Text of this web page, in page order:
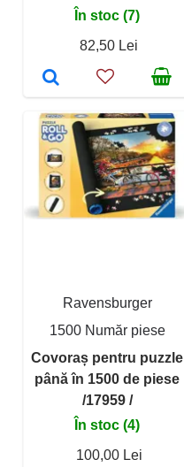
În stoc (7)
82,50 Lei
Ravensburger
1500 Număr piese
Covoraș pentru puzzle
până în 1500 de piese
/17959 /
În stoc (4)
100,00 Lei